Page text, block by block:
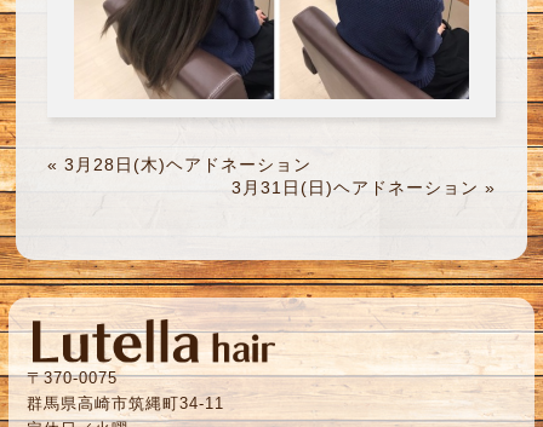
« 3月28日(木)ヘアドネーション
3月31日(日)ヘアドネーション »
〒370-0075
群馬県高崎市筑縄町34-11